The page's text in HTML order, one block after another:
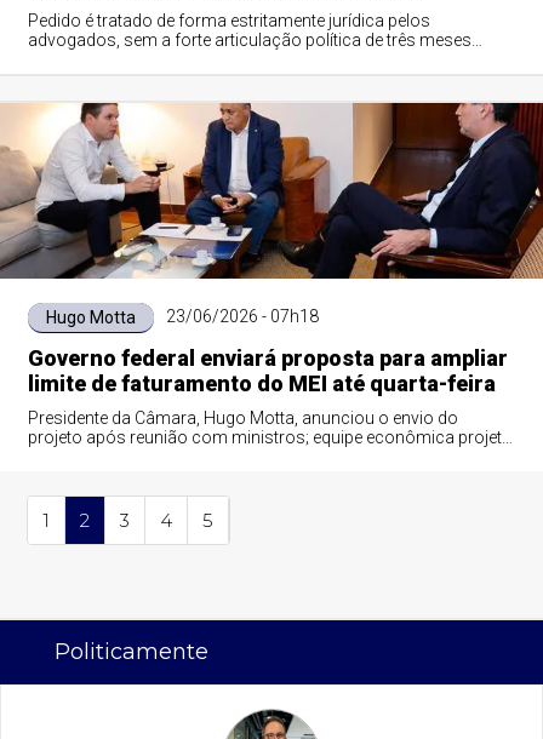
Pedido é tratado de forma estritamente jurídica pelos
advogados, sem a forte articulação política de três meses
Hugo Motta 23/06/2026 - 07h18
Governo federal enviará proposta para ampliar
limite de faturamento do MEI até quarta-feira
Presidente da Câmara, Hugo Motta, anunciou o envio do
projeto após reunião com ministros; equipe econômica projeta
1 2 3 4 5
Politicamente